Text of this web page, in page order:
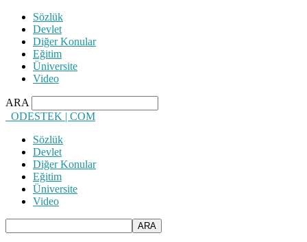
Sözlük
Devlet
Diğer Konular
Eğitim
Üniversite
Video
ARA
ODESTEK | COM
Sözlük
Devlet
Diğer Konular
Eğitim
Üniversite
Video